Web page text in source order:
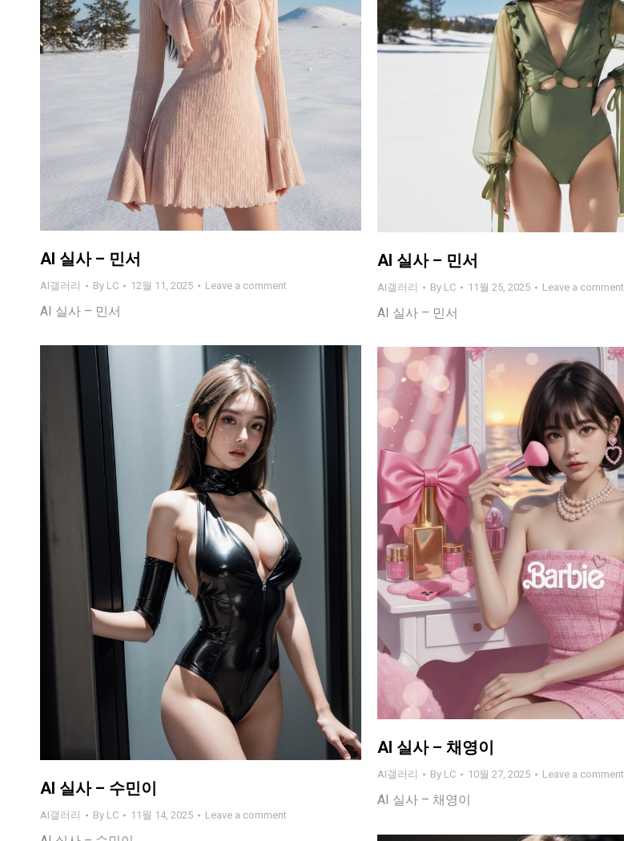
AI 실사 – 민서
AI갤러리 By LC 12월 11, 2025 Leave a comment
AI 실사 – 민서
AI 실사 – 민서
AI갤러리 By LC 11월 25, 2025 Leave a comment
AI 실사 – 민서
AI 실사 – 수민이
AI갤러리 By LC 11월 14, 2025 Leave a comment
AI 실사 – 채영이
AI갤러리 By LC 10월 27, 2025 Leave a comment
AI 실사 – 채영이